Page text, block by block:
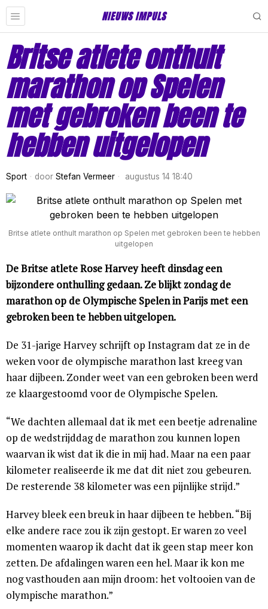
NIEUWS IMPULS
Britse atlete onthult
marathon op Spelen
met gebroken been te
hebben uitgelopen
Sport door Stefan Vermeer augustus 14 18:40
Britse atlete onthult marathon op Spelen met gebroken been te hebben
uitgelopen
De Britse atlete Rose Harvey heeft dinsdag een
bijzondere onthulling gedaan. Ze blijkt zondag de
marathon op de Olympische Spelen in Parijs met een
gebroken been te hebben uitgelopen.
De 31-jarige Harvey schrijft op Instagram dat ze in de
weken voor de olympische marathon last kreeg van
haar dijbeen. Zonder weet van een gebroken been werd
ze klaargestoomd voor de Olympische Spelen.
“We dachten allemaal dat ik met een beetje adrenaline
op de wedstrijddag de marathon zou kunnen lopen
waarvan ik wist dat ik die in mij had. Maar na een paar
kilometer realiseerde ik me dat dit niet zou gebeuren.
De resterende 38 kilometer was een pijnlijke strijd.”
Harvey bleek een breuk in haar dijbeen te hebben. “Bij
elke andere race zou ik zijn gestopt. Er waren zo veel
momenten waarop ik dacht dat ik geen stap meer kon
zetten. De afdalingen waren een hel. Maar ik kon me
nog vasthouden aan mijn droom: het voltooien van de
olympische marathon.”